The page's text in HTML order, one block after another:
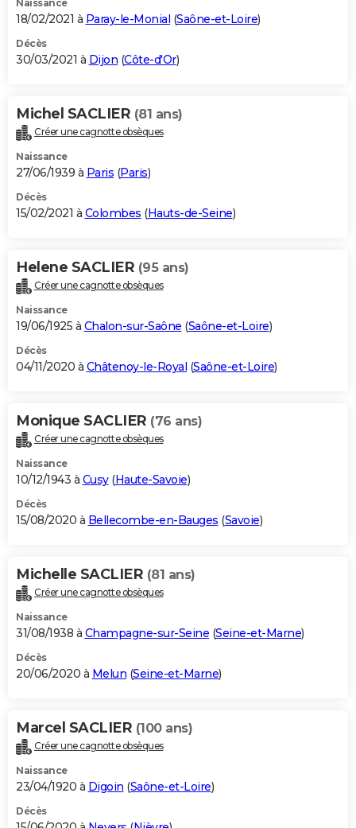
Naissance
18/02/2021 à Paray-le-Monial (Saône-et-Loire)
Décès
30/03/2021 à Dijon (Côte-d'Or)
Michel SACLIER (81 ans)
Créer une cagnotte obsèques
Naissance
27/06/1939 à Paris (Paris)
Décès
15/02/2021 à Colombes (Hauts-de-Seine)
Helene SACLIER (95 ans)
Créer une cagnotte obsèques
Naissance
19/06/1925 à Chalon-sur-Saône (Saône-et-Loire)
Décès
04/11/2020 à Châtenoy-le-Royal (Saône-et-Loire)
Monique SACLIER (76 ans)
Créer une cagnotte obsèques
Naissance
10/12/1943 à Cusy(Haute-Savoie)
Décès
15/08/2020 à Bellecombe-en-Bauges (Savoie)
Michelle SACLIER (81 ans)
Créer une cagnotte obsèques
Naissance
31/08/1938 à Champagne-sur-Seine (Seine-et-Marne)
Décès
20/06/2020 à Melun (Seine-et-Marne)
Marcel SACLIER (100 ans)
Créer une cagnotte obsèques
Naissance
23/04/1920 à Digoin (Saône-et-Loire)
Décès